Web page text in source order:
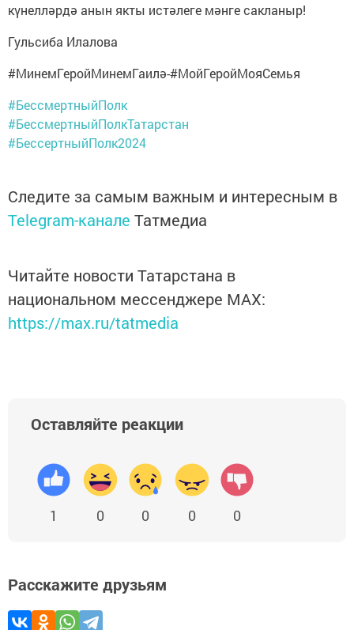
күнелләрдә анын якты истәлеге мәнге сакланыр!
Гульсиба Илалова
#МинемГеройМинемГаилә-#МойГеройМояСемья
#БессмертныйПолк
#БессмертныйПолкТатарстан
#БессертныйПолк2024
Следите за самым важным и интересным в
Telegram-канале Татмедиа
Читайте новости Татарстана в
национальном мессенджере MАХ:
https://max.ru/tatmedia
Оставляйте реакции
1 0 0 0 0
Расскажите друзьям